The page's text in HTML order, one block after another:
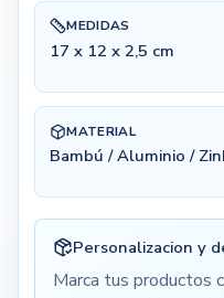
MEDIDAS
17 x 12 x 2,5 cm
MATERIAL
Bambú / Aluminio /
Personalizacion y
Marca tus productos